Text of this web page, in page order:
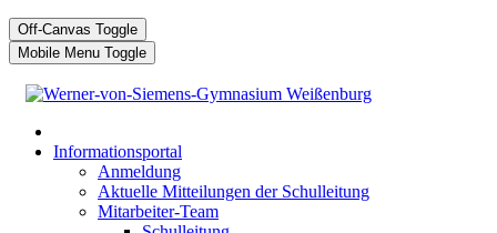
Off-Canvas Toggle
Mobile Menu Toggle
Informationsportal
Anmeldung
Aktuelle Mitteilungen der Schulleitung
Mitarbeiter-Team